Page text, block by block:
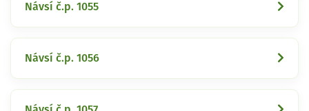
Návsí č.p. 1055
Návsí č.p. 1056